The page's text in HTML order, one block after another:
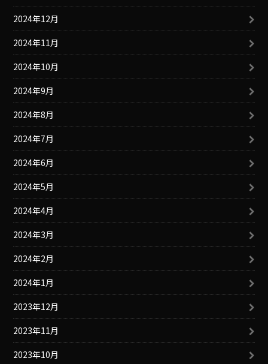
2024年12月
2024年11月
2024年10月
2024年9月
2024年8月
2024年7月
2024年6月
2024年5月
2024年4月
2024年3月
2024年2月
2024年1月
2023年12月
2023年11月
2023年10月